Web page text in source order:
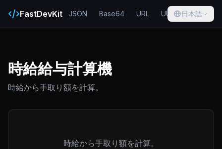
FastDevKit JSON Base64 URL UUID Hash
日本語
時給給与計算機
時給から手取り額を計算。
時給から手取り額を計算。